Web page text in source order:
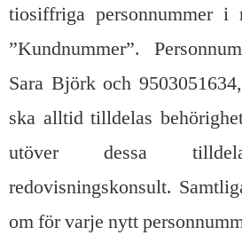
tiosiffriga personnummer i
”Kundnummer”.
Sara Björk och
ska alltid tilldelas
utöver dessa
redovisningskonsult.
om för varje nytt